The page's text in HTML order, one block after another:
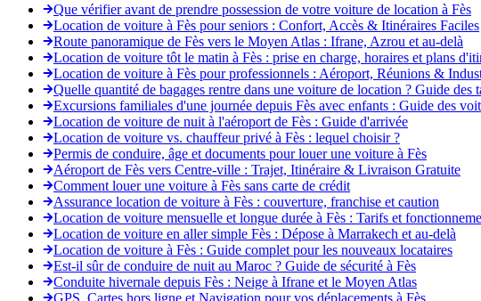
Que vérifier avant de prendre possession de votre voiture de location à Fès
Location de voiture à Fès pour seniors : Confort, Accès & Itinéraires Faciles
Route panoramique de Fès vers le Moyen Atlas : Ifrane, Azrou et au-delà
Location de voiture tôt le matin à Fès : prise en charge, horaires et plans
Location de voiture à Fès pour professionnels : Aéroport, Réunions &
Quelle quantité de bagages rentre dans une voiture de location ? Guide des
Excursions familiales d'une journée depuis Fès avec enfants : Guide des
Location de voiture de nuit à l'aéroport de Fès : Guide d'arrivée
Location de voiture vs. chauffeur privé à Fès : lequel choisir ?
Permis de conduire, âge et documents pour louer une voiture à Fès
Aéroport de Fès vers Centre-ville : Trajet, Itinéraire & Livraison Gratuite
Comment louer une voiture à Fès sans carte de crédit
Assurance location de voiture à Fès : couverture, franchise et caution
Location de voiture mensuelle et longue durée à Fès : Tarifs et
Location de voiture en aller simple Fès : Dépose à Marrakech et au-delà
Location de voiture à Fès : Guide complet pour les nouveaux locataires
Est-il sûr de conduire de nuit au Maroc ? Guide de sécurité à Fès
Conduite hivernale depuis Fès : Neige à Ifrane et le Moyen Atlas
GPS, Cartes hors ligne et Navigation pour vos déplacements à Fès